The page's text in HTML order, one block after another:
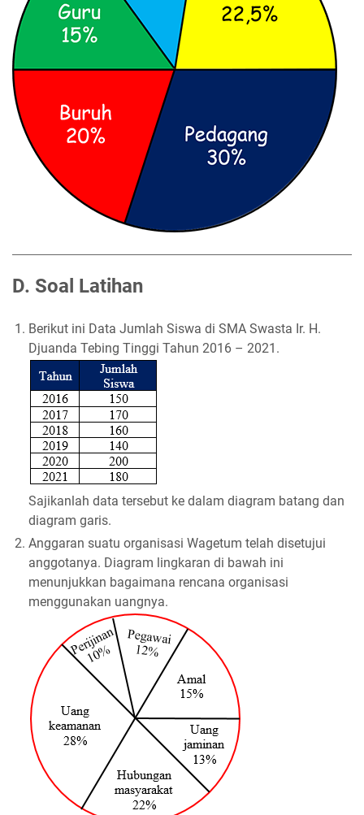
D. Soal Latihan
1. Berikut ini Data Jumlah Siswa di SMA Swasta Ir. H.
Djuanda Tebing Tinggi Tahun 2016 – 2021.
Sajikanlah data tersebut ke dalam diagram batang dan
diagram garis.
2. Anggaran suatu organisasi Wagetum telah disetujui
anggotanya. Diagram lingkaran di bawah ini
menunjukkan bagaimana rencana organisasi
menggunakan uangnya.